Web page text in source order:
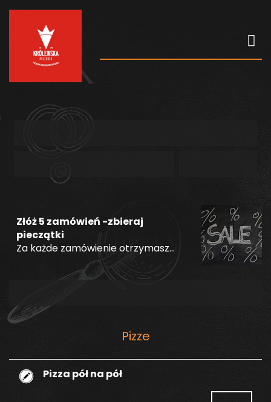
Oferta
Złóż 5 zamówień -zbieraj
pieczątki
Za każde zamówienie otrzymasz
wirtualną pieczątkę ,jak zbierzesz 5
pieczątek otrzymasz na następne
Pizze
Pizza pół na pół